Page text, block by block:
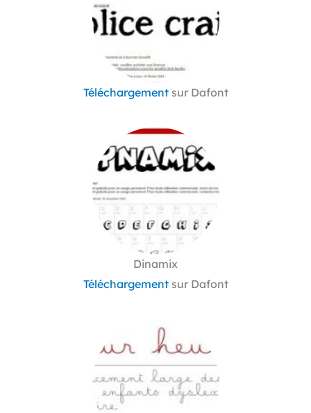
Téléchargement sur Dafont
Dinamix
Téléchargementsur Dafont